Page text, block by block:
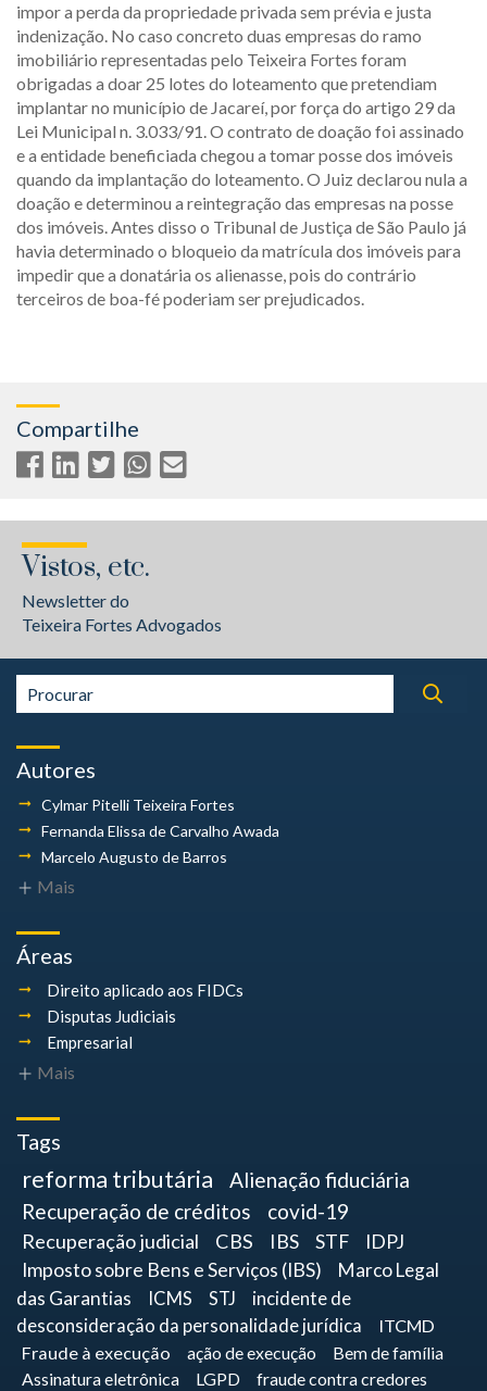
impor a perda da propriedade privada sem prévia e justa
indenização. No caso concreto duas empresas do ramo
imobiliário representadas pelo Teixeira Fortes foram
obrigadas a doar 25 lotes do loteamento que pretendiam
implantar no município de Jacareí, por força do artigo 29 da
Lei Municipal n. 3.033/91. O contrato de doação foi assinado
e a entidade beneficiada chegou a tomar posse dos imóveis
quando da implantação do loteamento. O Juiz declarou nula a
doação e determinou a reintegração das empresas na posse
dos imóveis. Antes disso o Tribunal de Justiça de São Paulo já
havia determinado o bloqueio da matrícula dos imóveis para
impedir que a donatária os alienasse, pois do contrário
terceiros de boa-fé poderiam ser prejudicados.
Compartilhe
Vistos, etc.
Newsletter do
Teixeira Fortes Advogados
Autores
Cylmar Pitelli Teixeira Fortes
Fernanda Elissa de Carvalho Awada
Marcelo Augusto de Barros
Mais
Áreas
Direito aplicado aos FIDCs
Disputas Judiciais
Empresarial
Mais
Tags
reforma tributária
Alienação fiduciária
Recuperação de créditos
covid-19
Recuperação judicial CBS IBS STF
IDPJ
Imposto sobre Bens e Serviços (IBS)
Marco Legal
das Garantias
ICMS STJ
incidente de
desconsideração da personalidade jurídica
ITCMD
Fraude à execução
ação de execução
Bem de família
Assinatura eletrônica
LGPD fraude contra credores